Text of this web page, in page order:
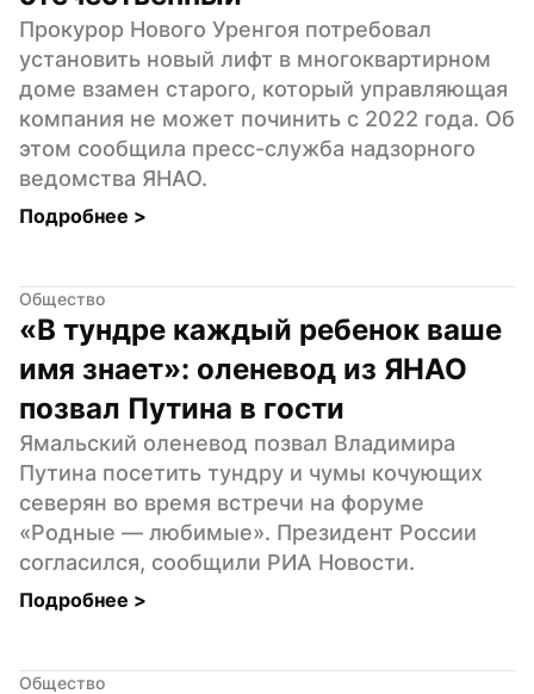
Прокурор Нового Уренгоя потребовал
установить новый лифт в многоквартирном
доме взамен старого, который управляющая
компания не может починить с 2022 года. Об
этом сообщила пресс-служба надзорного
ведомства ЯНАО.
Подробнее >
Общество
«В тундре каждый ребенок ваше
имя знает»: оленевод из ЯНАО
позвал Путина в гости
Ямальский оленевод позвал Владимира
Путина посетить тундру и чумы кочующих
северян во время встречи на форуме
«Родные — любимые». Президент России
согласился, сообщили РИА Новости.
Подробнее >
Общество